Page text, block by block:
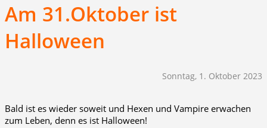
Am 31.Oktober ist
Halloween
Sonntag, 1. Oktober 2023
Bald ist es wieder soweit und Hexen und Vampire erwachen
zum Leben, denn es ist Halloween!